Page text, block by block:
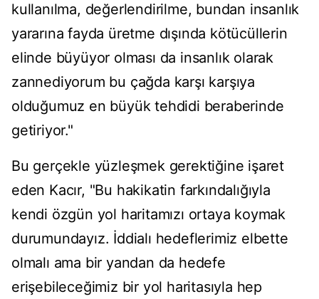
kullanılma, değerlendirilme, bundan insanlık
yararına fayda üretme dışında kötücüllerin
elinde büyüyor olması da insanlık olarak
zannediyorum bu çağda karşı karşıya
olduğumuz en büyük tehdidi beraberinde
getiriyor."
Bu gerçekle yüzleşmek gerektiğine işaret
eden Kacır, "Bu hakikatin farkındalığıyla
kendi özgün yol haritamızı ortaya koymak
durumundayız. İddialı hedeflerimiz elbette
olmalı ama bir yandan da hedefe
erişebileceğimiz bir yol haritasıyla hep